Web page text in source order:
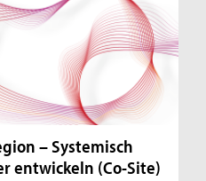
– Systemisch
entwickeln (Co-Site)